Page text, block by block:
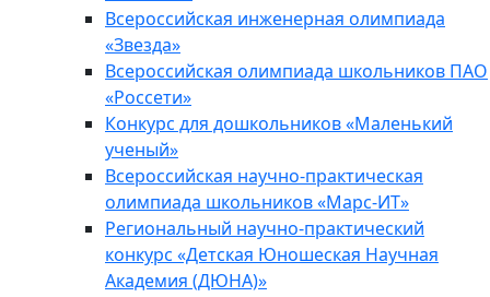
Всероссийская инженерная олимпиада
«Звезда»
Всероссийская олимпиада школьников ПАО
«Россети»
Конкурс для дошкольников «Маленький
ученый»
Всероссийская научно-практическая
олимпиада школьников «Марс-ИТ»
Региональный научно-практический
конкурс «Детская Юношеская Научная
Академия (ДЮНА)»